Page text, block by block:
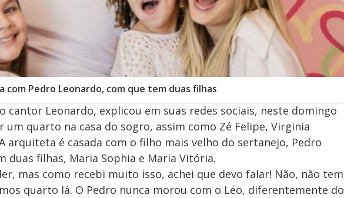
com Pedro Leonardo, com que tem duas filhas
cantor Leonardo, explicou em suas redes sociais, neste domingo
um quarto na casa do sogro, assim como Zé Felipe, Virginia
arquiteta é casada com o filho mais velho do sertanejo, Pedro
duas filhas, Maria Sophia e Maria Vitória.
mas como recebi muito isso, achei que devo falar! Não, não tem
quarto lá. O Pedro nunca morou com o Léo, diferentemente do